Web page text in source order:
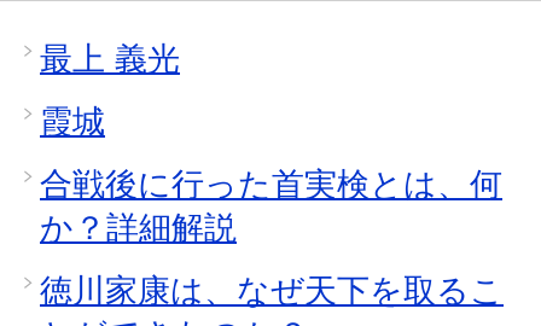
最上 義光
霞城
合戦後に行った首実検とは、何
か？詳細解説
徳川家康は、なぜ天下を取るこ